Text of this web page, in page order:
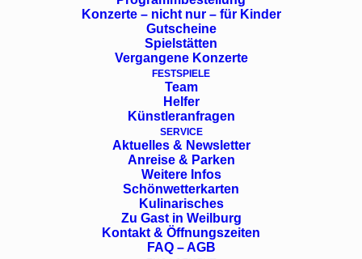
Konzerte – nicht nur – für Kinder
Gutscheine
Spielstätten
Vergangene Konzerte
FESTSPIELE
Team
Helfer
Künstleranfragen
SERVICE
Aktuelles & Newsletter
Anreise & Parken
Weitere Infos
Schönwetterkarten
Kulinarisches
Zu Gast in Weilburg
Kontakt & Öffnungszeiten
FAQ – AGB
Freitag, 24. Juli, 20 Uhr
Renaissancehof
Grenzenlos
Frank Dupree, Klavier
Bodensee Philharmonie Konstanz
Gabriel Venzago, Dirigent